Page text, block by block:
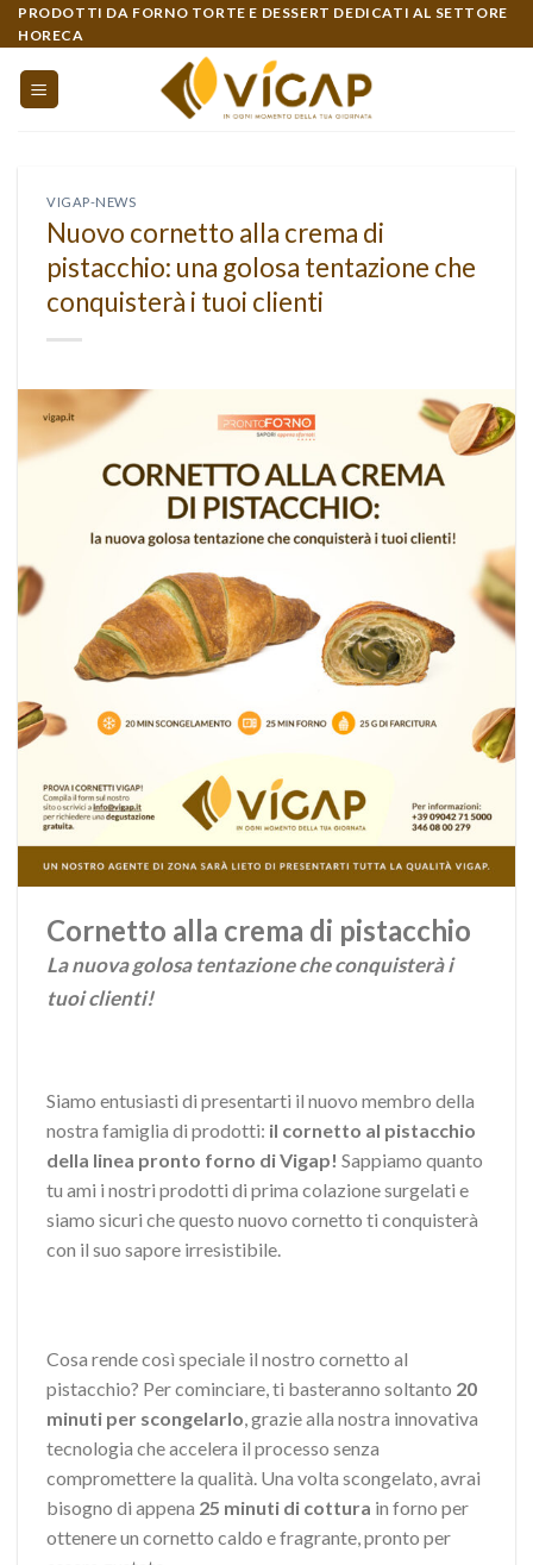
Skip
to
content
PRODOTTI DA FORNO TORTE E DESSERT DEDICATI AL SETTORE
HORECA
VIGAP-NEWS
Nuovo cornetto alla crema di
pistacchio: una golosa tentazione che
conquisterà i tuoi clienti
Cornetto alla crema di pistacchio
La nuova golosa tentazione che conquisterà i
tuoi clienti!
Siamo entusiasti di presentarti il nuovo membro della
nostra famiglia di prodotti: il cornetto al pistacchio
della linea pronto forno di Vigap! Sappiamo quanto
tu ami i nostri prodotti di prima colazione surgelati e
siamo sicuri che questo nuovo cornetto ti conquisterà
con il suo sapore irresistibile.
Cosa rende così speciale il nostro cornetto al
pistacchio? Per cominciare, ti basteranno soltanto 20
minuti per scongelarlo , grazie alla nostra innovativa
tecnologia che accelera il processo senza
compromettere la qualità. Una volta scongelato, avrai
bisogno di appena 25 minuti di cottura in forno per
ottenere un cornetto caldo e fragrante, pronto per